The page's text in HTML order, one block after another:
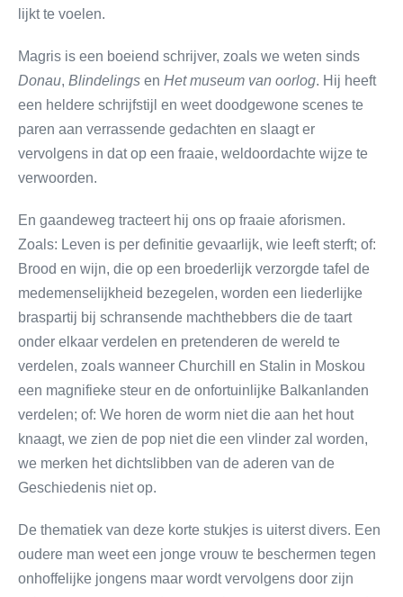
lijkt te voelen.
Magris is een boeiend schrijver, zoals we weten sinds
Donau, Blindelings en Het museum van oorlog. Hij heeft
een heldere schrijfstijl en weet doodgewone scenes te
paren aan verrassende gedachten en slaagt er
vervolgens in dat op een fraaie, weldoordachte wijze te
verwoorden.
En gaandeweg tracteert hij ons op fraaie aforismen.
Zoals: Leven is per definitie gevaarlijk, wie leeft sterft; of:
Brood en wijn, die op een broederlijk verzorgde tafel de
medemenselijkheid bezegelen, worden een liederlijke
braspartij bij schransende machthebbers die de taart
onder elkaar verdelen en pretenderen de wereld te
verdelen, zoals wanneer Churchill en Stalin in Moskou
een magnifieke steur en de onfortuinlijke Balkanlanden
verdelen; of: We horen de worm niet die aan het hout
knaagt, we zien de pop niet die een vlinder zal worden,
we merken het dichtslibben van de aderen van de
Geschiedenis niet op.
De thematiek van deze korte stukjes is uiterst divers. Een
oudere man weet een jonge vrouw te beschermen tegen
onhoffelijke jongens maar wordt vervolgens door zijn